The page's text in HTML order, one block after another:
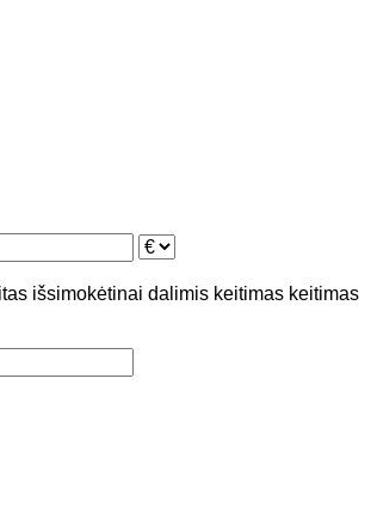
išsimokėtinai dalimis keitimas keitimas